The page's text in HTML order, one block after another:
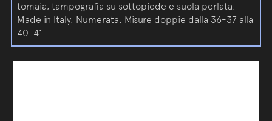
tomaia, tampografia su sottopiede e suola perlata.
Made in Italy. Numerata: Misure doppie dalla 36-37 alla
40-41.